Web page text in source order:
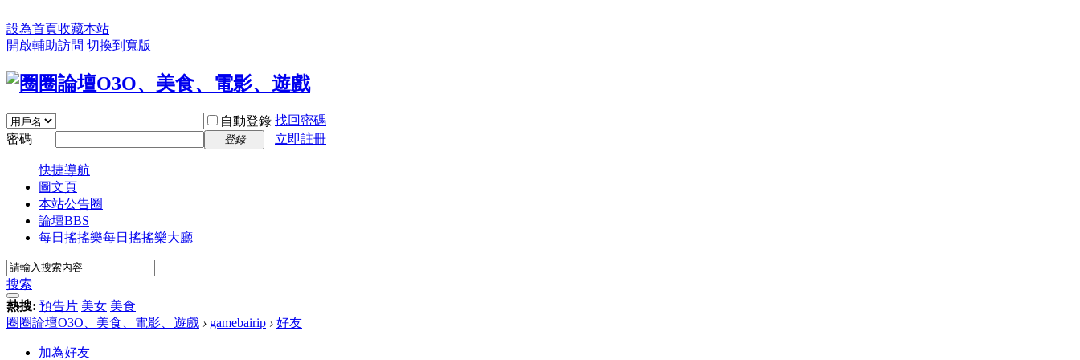
設為首頁收藏本站
開啟輔助訪問 切換到寬版
自動登錄 找回密碼
密碼
登錄 立即註冊
快捷導航
圖文頁
本站公告圈
論壇BBS
每日搖搖樂每日搖搖樂大廳
搜索
熱搜: 預告片 美女 美食
圈圈論壇O3O、美食、電影、遊戲 › gamebairip › 好友
加為好友